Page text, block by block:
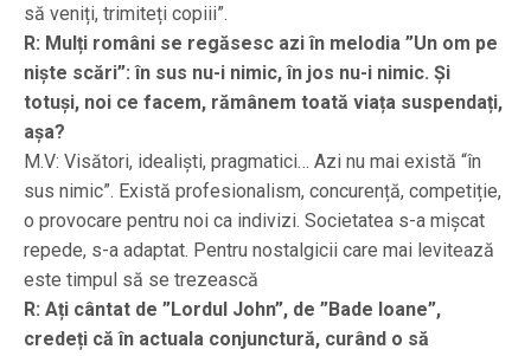
să veniți, trimiteți copiii”.
R: Mulți români se regăsesc azi în melodia ”Un om pe
niște scări”: în sus nu-i nimic, în jos nu-i nimic. Și
totuși, noi ce facem, rămânem toată viața suspendați,
așa?
M.V: Visători, idealiști, pragmatici… Azi nu mai există “în
sus nimic”. Există profesionalism, concurență, competiție,
o provocare pentru noi ca indivizi. Societatea s-a mișcat
repede, s-a adaptat. Pentru nostalgicii care mai levitează
este timpul să se trezească
R: Ați cântat de ”Lordul John”, de ”Bade Ioane”,
credeți că în actuala conjunctură, curând o să